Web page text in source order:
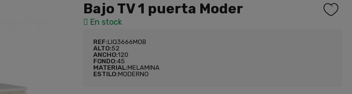
Bajo TV 1 puerta Moder
En stock
REF:LIQ3666MOB
ALTO:52
ANCHO:120
FONDO:45
MATERIAL:MELAMINA
ESTILO:MODERNO